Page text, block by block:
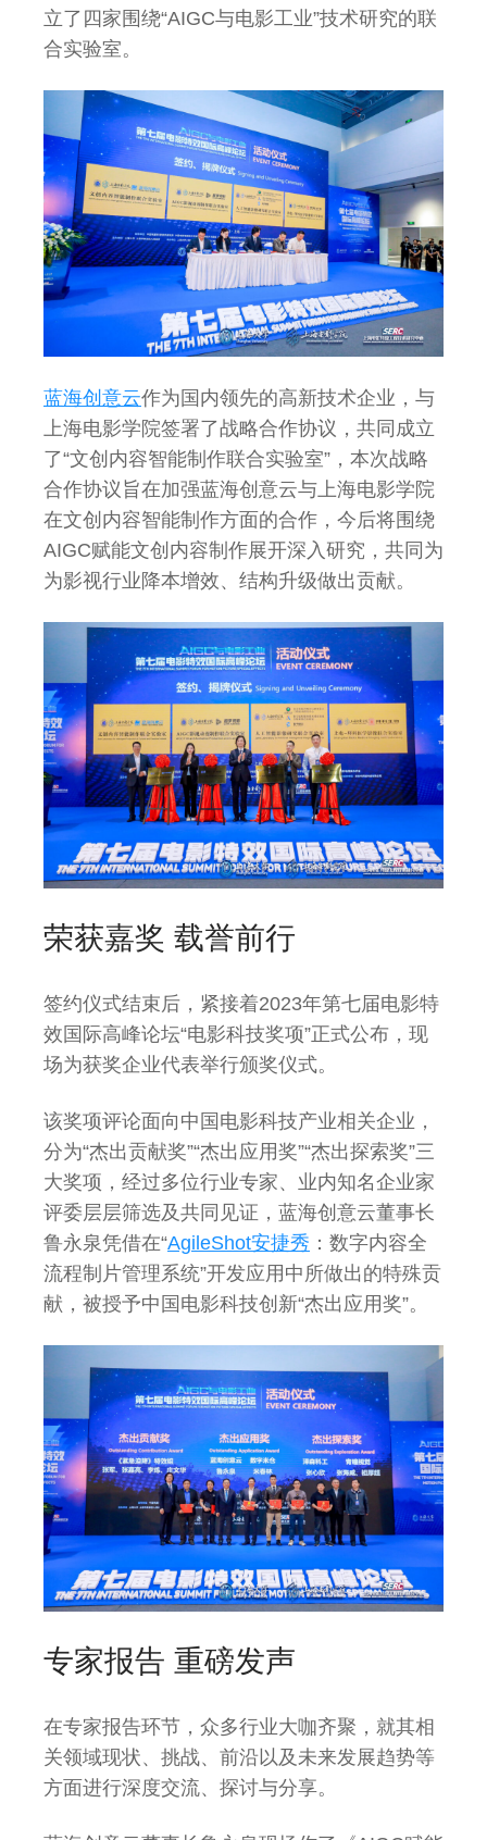
立了四家围绕“AIGC与电影工业”技术研究的联
合实验室。
蓝海创意云作为国内领先的高新技术企业，与
上海电影学院签署了战略合作协议，共同成立
了“文创内容智能制作联合实验室”，本次战略
合作协议旨在加强蓝海创意云与上海电影学院
在文创内容智能制作方面的合作，今后将围绕
AIGC赋能文创内容制作展开深入研究，共同为
为影视行业降本增效、结构升级做出贡献。
荣获嘉奖 载誉前行
签约仪式结束后，紧接着2023年第七届电影特
效国际高峰论坛“电影科技奖项”正式公布，现
场为获奖企业代表举行颁奖仪式。
该奖项评论面向中国电影科技产业相关企业，
分为“杰出贡献奖”“杰出应用奖”“杰出探索奖”三
大奖项，经过多位行业专家、业内知名企业家
评委层层筛选及共同见证，蓝海创意云董事长
鲁永泉凭借在“AgileShot安捷秀 ：数字内容全
流程制片管理系统”开发应用中所做出的特殊贡
献，被授予中国电影科技创新“杰出应用奖”。
专家报告 重磅发声
在专家报告环节，众多行业大咖齐聚，就其相
关领域现状、挑战、前沿以及未来发展趋势等
方面进行深度交流、探讨与分享。